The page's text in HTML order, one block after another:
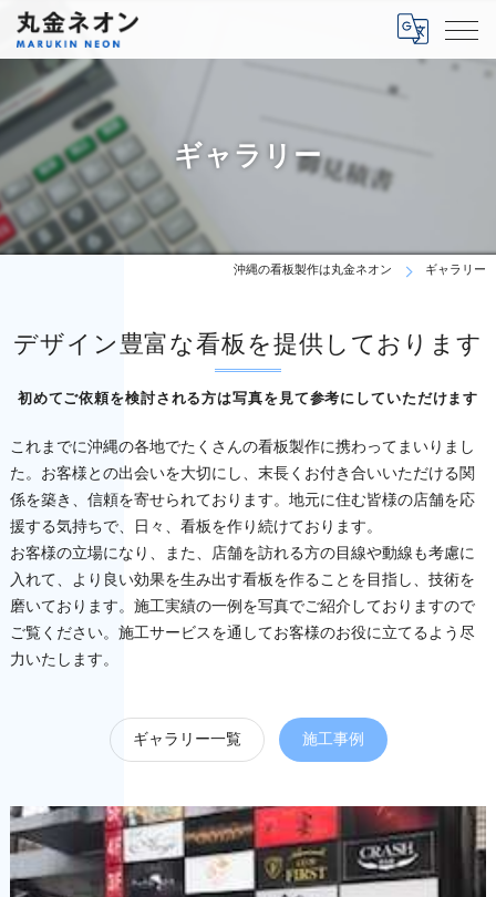
ギャラリー
沖縄の看板製作は丸金ネオン ギャラリー
デザイン豊富な看板を提供しております
初めてご依頼を検討される方は写真を見て参考にしていただけます
これまでに沖縄の各地でたくさんの看板製作に携わってまいりまし
た。お客様との出会いを大切にし、末長くお付き合いいただける関
係を築き、信頼を寄せられております。地元に住む皆様の店舗を応
援する気持ちで、日々、看板を作り続けております。
お客様の立場になり、また、店舗を訪れる方の目線や動線も考慮に
入れて、より良い効果を生み出す看板を作ることを目指し、技術を
磨いております。施工実績の一例を写真でご紹介しておりますので
ご覧ください。施工サービスを通してお客様のお役に立てるよう尽
力いたします。
ギャラリー一覧 施工事例